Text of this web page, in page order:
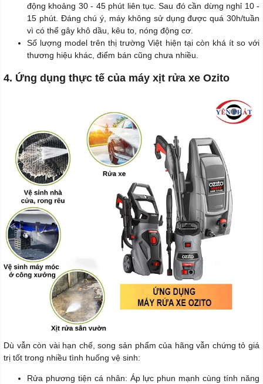
động khoảng 30 - 45 phút liên tục. Sau đó cần dừng nghỉ 10 -
15 phút. Đáng chú ý, máy không sử dụng được quá 30h/tuần
vì có thể gây khô dầu, kêu to, nóng động cơ.
Số lượng model trên thị trường Việt hiện tại còn khá ít so với
thương hiệu khác, điểm bán cũng chưa nhiều.
4. Ứng dụng thực tế của máy xịt rửa xe Ozito
Dù vẫn còn vài hạn chế, song sản phẩm của hãng vẫn chứng tỏ giá
trị tốt trong nhiều tình huống vệ sinh:
Rửa phương tiện cá nhân: Áp lực phun mạnh cùng tính năng